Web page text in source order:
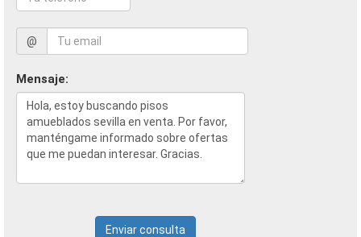
@
Mensaje:
Enviar consulta